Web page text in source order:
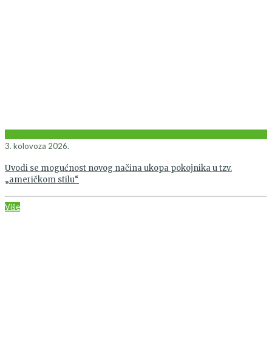
3. kolovoza 2026.
Uvodi se mogućnost novog načina ukopa pokojnika u tzv.
„američkom stilu“
Više